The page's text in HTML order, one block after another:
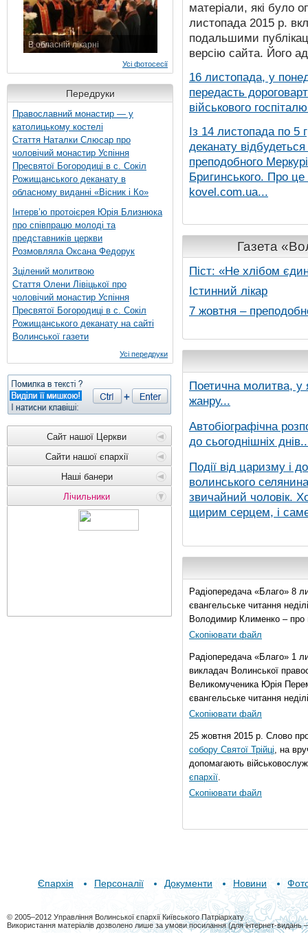
В обласній лікарні
Усі фотосесії
Передруки
Православний монастир — у
католицькому костелі
Стаття Наталки Слюсар про
чоловічий монастир Успіння
Пресвятої Богородиці в с. Сокіл
Рожищанського деканату в
обласному виданні «Вісник і Ко»
Інтерв’ю протоієрея Юрія Близнюка
про співпрацю молоді та
представників церкви
Розмовляла Оксана Федорук
Зцілений молитвою
Стаття Олени Лівіцької про
чоловічий монастир Успіння
Пресвятої Богородиці в с. Сокіл
Рожищанського деканату на сайті
Волинської газети
Усі передруки
Сайт нашої Церкви
Сайти нашої єпархії
Наші банери
Лічильники
матеріали, які було
листопада 2015 р.
подальшими
версію сайта. Його
16 листопада, у
передасть
військового
Із 14 листопада по 5
деканату
преподобного
Бригинського. Про
kovel.com.ua...
Газета
Піст: «Не хлібом
Істинний лікар
7 жовтня –
Поетична молитва, у
жанру...
Автобіографічна
до сьогоднішніх
Події від царизму і
волинського
звичайний чоловік.
щирим серцем, і
Радіопередача «Благо» 8
євангельське читання
Володимир Клименко – про
Скопіювати файл
Радіопередача «Благо» 1
викладач Волинської
Великомученика Юрія
євангельське читання
Скопіювати файл
25 жовтня 2015 р. Слово
собору Святої Трійці, на
допомагають
єпархії.
Скопіювати файл
Єпархія Персоналії Документи Новини
© 2005–2012 Управління Волинської єпархії Київського Патріархату
Використання матеріалів дозволено лише за умови посилання (для інтернет-видань